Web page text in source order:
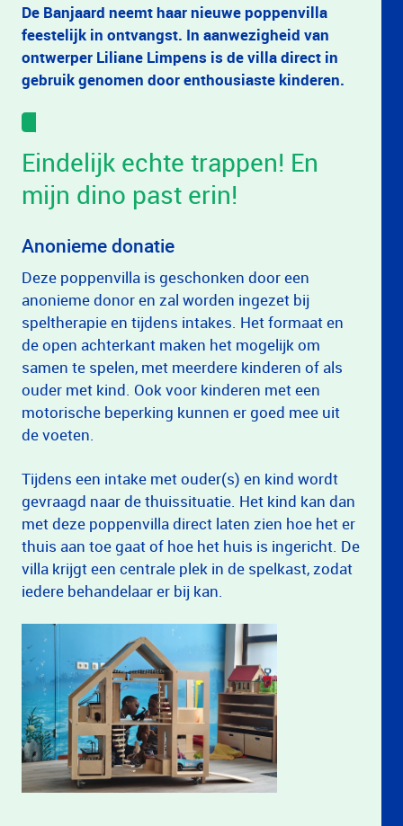
De Banjaard neemt haar nieuwe poppenvilla
feestelijk in ontvangst. In aanwezigheid van
ontwerper Liliane Limpens is de villa direct in
gebruik genomen door enthousiaste kinderen.
Eindelijk echte trappen! En
mijn dino past erin!
Anonieme donatie
Deze poppenvilla is geschonken door een
anonieme donor en zal worden ingezet bij
speltherapie en tijdens intakes. Het formaat en
de open achterkant maken het mogelijk om
samen te spelen, met meerdere kinderen of als
ouder met kind. Ook voor kinderen met een
motorische beperking kunnen er goed mee uit
de voeten.
Tijdens een intake met ouder(s) en kind wordt
gevraagd naar de thuissituatie. Het kind kan dan
met deze poppenvilla direct laten zien hoe het er
thuis aan toe gaat of hoe het huis is ingericht. De
villa krijgt een centrale plek in de spelkast, zodat
iedere behandelaar er bij kan.